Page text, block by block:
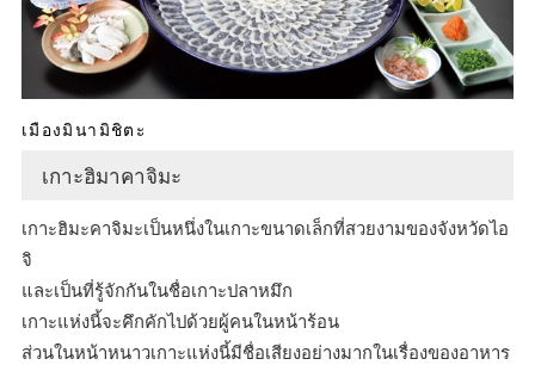
เมืองมินามิชิตะ
เกาะฮิมาคาจิมะ
เกาะฮิมะคาจิมะเป็นหนึ่งในเกาะขนาดเล็กที่สวยงามของจังหวัดไอ
จิ
และเป็นที่รู้จักกันในชื่อเกาะปลาหมึก
เกาะแห่งนี้จะคึกคักไปด้วยผู้คนในหน้าร้อน
ส่วนในหน้าหนาวเกาะแห่งนี้มีชื่อเสียงอย่างมากในเรื่องของอาหาร